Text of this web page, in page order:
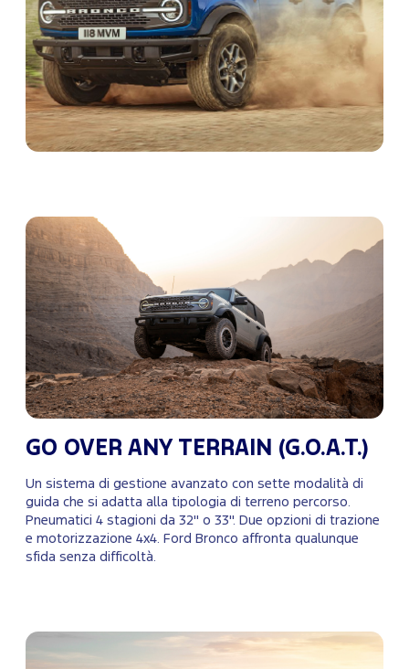
GO OVER ANY TERRAIN (G.O.A.T.)
Un sistema di gestione avanzato con sette modalità di
guida che si adatta alla tipologia di terreno percorso.
Pneumatici 4 stagioni da 32" o 33". Due opzioni di trazione
e motorizzazione 4x4. Ford Bronco affronta qualunque
sfida senza difficoltà.